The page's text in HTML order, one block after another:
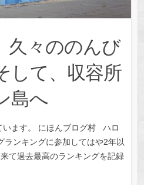
久々ののんび
して、収容所
島へ
います。 にほんブログ村 ハロ
ランキングに参加してはや2年以
て過去最高のランキングを記録